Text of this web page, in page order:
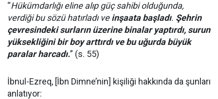
“Hükümdarlığı eline alıp güç sahibi olduğunda,
verdiği bu sözü hatırladı veinşaata başladı. Şehrin
çevresindeki surların üzerine binalar yaptırdı, surun
yüksekliğini bir boy arttırdı ve bu uğurda büyük
paralar harcadı.” (s. 55)
İbnul-Ezreq, [İbn Dimne’nin] kişiliği hakkında da şunları
anlatıyor: